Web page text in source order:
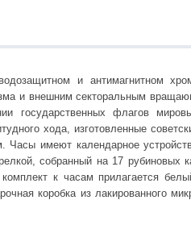
и антимагнитном
и внешним секторальным
государственных флагов
хода, изготовленные
Часы имеют календарное
собранный на 17 рубиновых
к часам прилагается
коробка из лакированного